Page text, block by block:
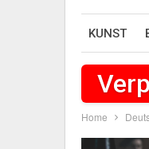
KUNST
Home